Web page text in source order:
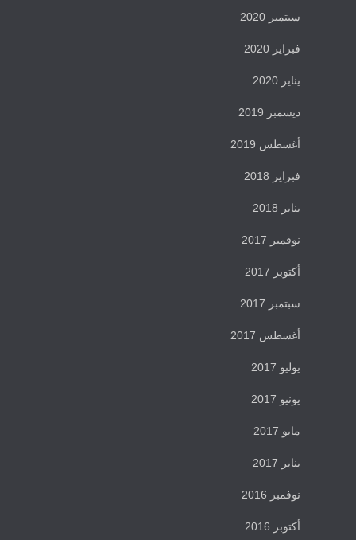
سبتمبر 2020
فبراير 2020
يناير 2020
ديسمبر 2019
أغسطس 2019
فبراير 2018
يناير 2018
نوفمبر 2017
أكتوبر 2017
سبتمبر 2017
أغسطس 2017
يوليو 2017
يونيو 2017
مايو 2017
يناير 2017
نوفمبر 2016
أكتوبر 2016